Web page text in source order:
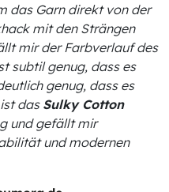
das Garn direkt von der
mit den Strängen
mir der Farbverlauf des
subtil genug, dass es
genug, dass es
dasSulky Cotton
und gefällt mir
und modernen